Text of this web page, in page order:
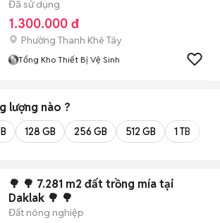
Đã sử dụng
1.300.000 đ
Phường Thanh Khê Tây
Tổng Kho Thiết Bị Vệ Sinh
lượng nào ?
128 GB 256 GB 512 GB 1 TB
🌳 🌳 7.281 m2 đất trồng mía tại
Daklak 🌳 🌳
Đất nông nghiệp